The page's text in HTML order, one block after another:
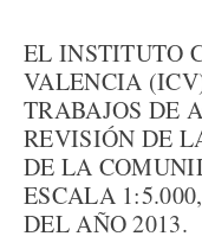
EL INSTITUTO
VALENCIA
TRABAJOS DE
REVISIÓN DE
DE LA
ESCALA
DEL AÑO 2013.